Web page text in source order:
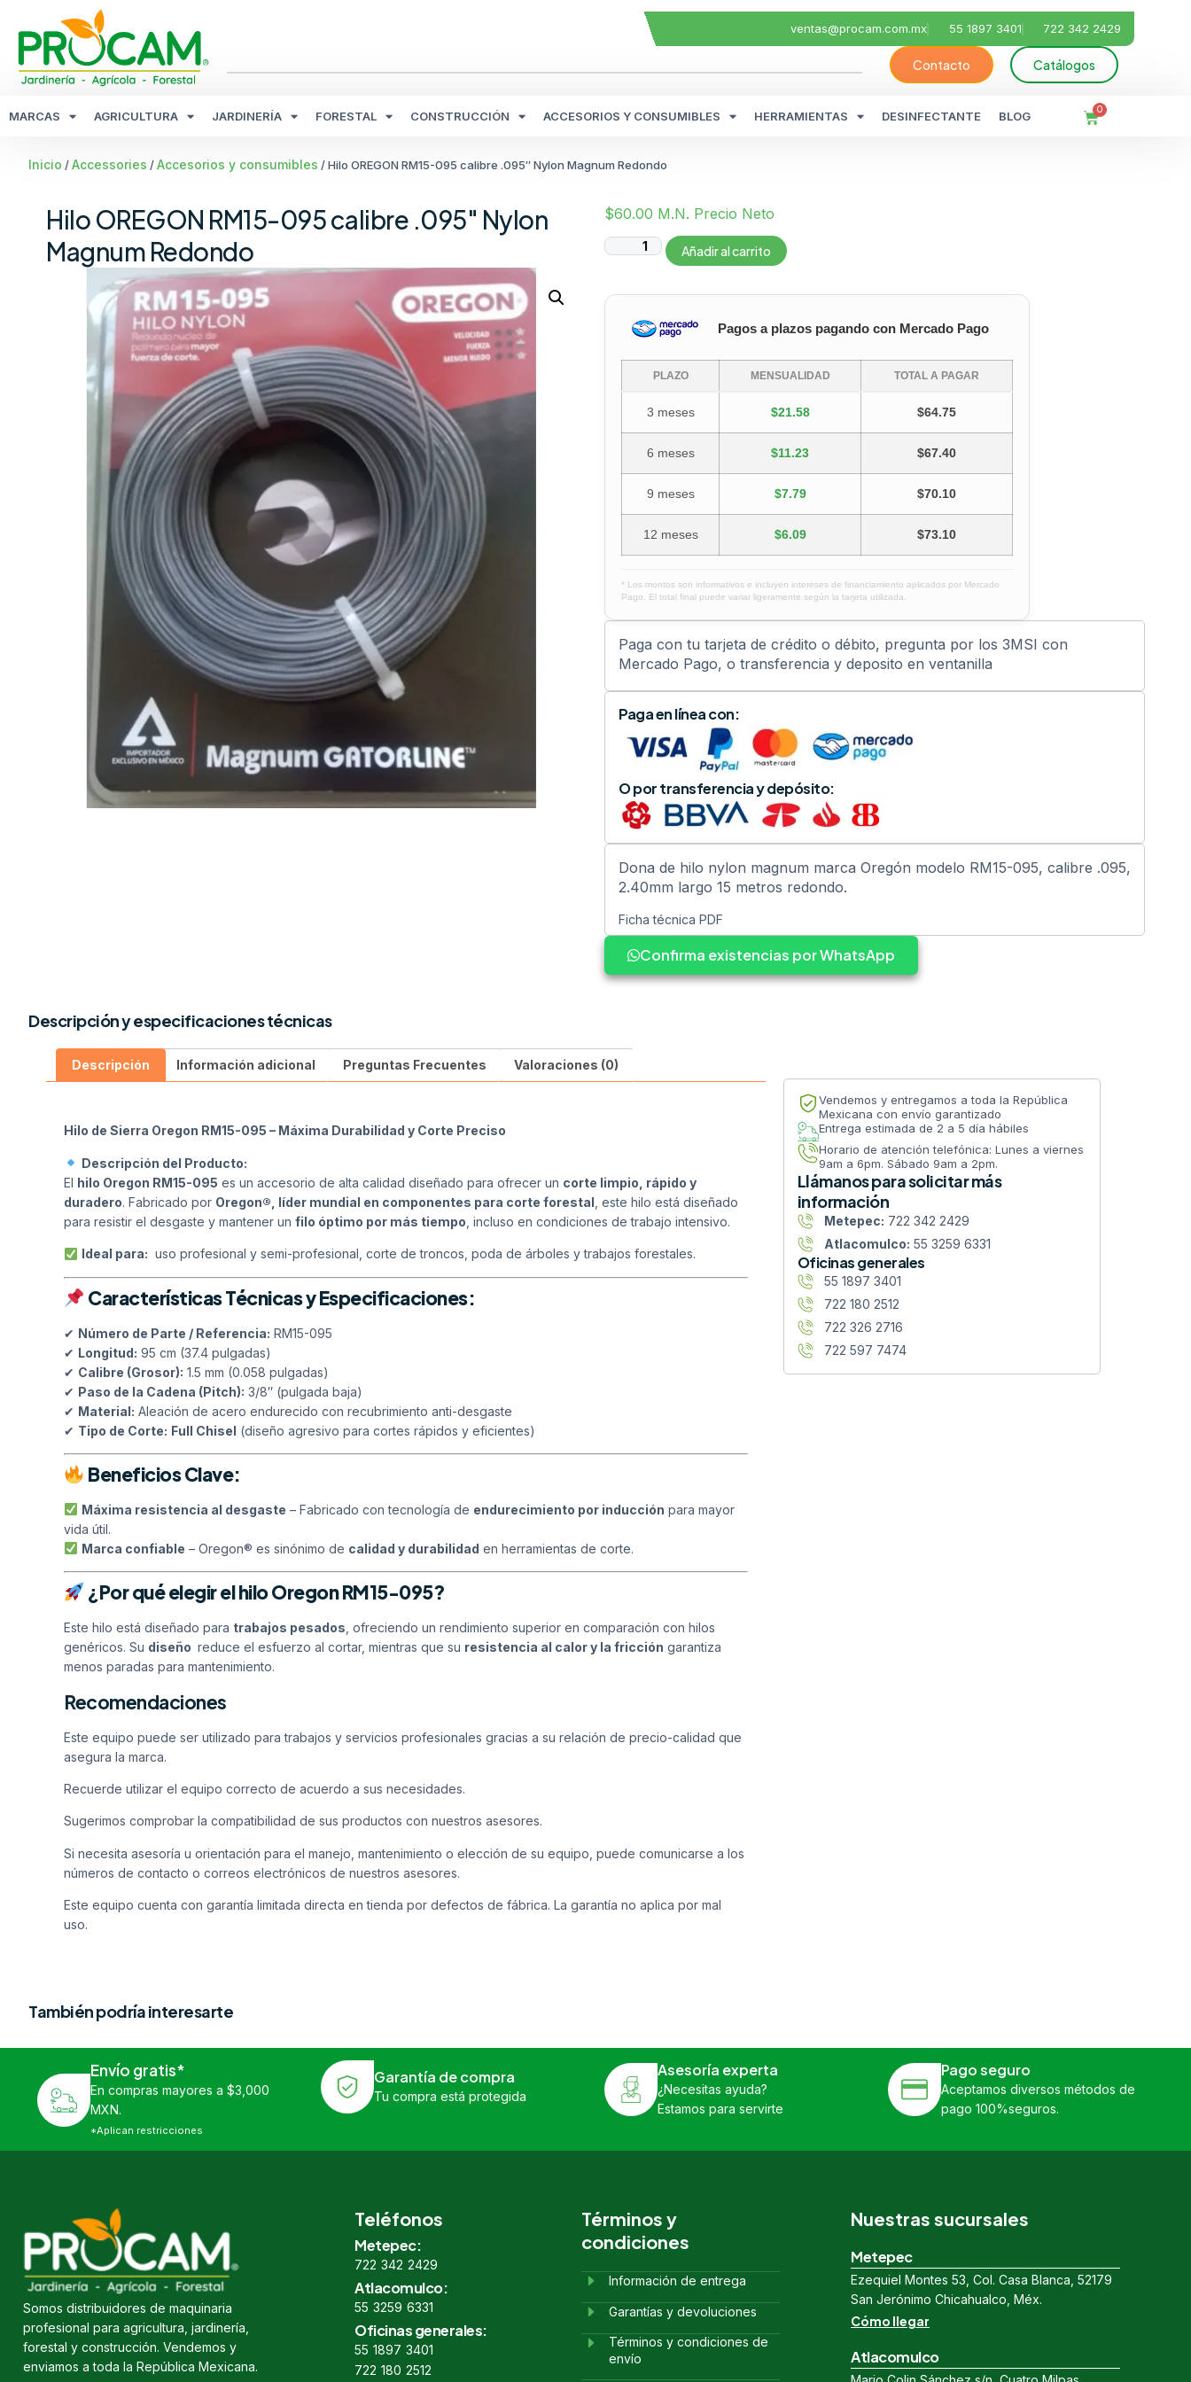
ventas@procam.com.mx 55 1897 3401 722 342 2429
Contacto Catálogos
MARCAS AGRICULTURA JARDINERÍA FORESTAL CONSTRUCCIÓN ACCESORIOS Y CONSUMIBLES HERRAMIENTAS DESINFECTANTE BLOG 0
Inicio /Accessories /Accesorios y consumibles / Hilo OREGON RM15-095 calibre .095″ Nylon Magnum Redondo
Hilo OREGON RM15-095 calibre .095″ Nylon
Magnum Redondo
$60.00 M.N. Precio Neto
Añadir al carrito
Pagos a plazos pagando con Mercado Pago
PLAZO MENSUALIDAD TOTAL A PAGAR
3 meses $21.58 $64.75
6 meses $11.23 $67.40
9 meses $7.79 $70.10
12 meses $6.09 $73.10
* Los montos son informativos e incluyen intereses de financiamiento aplicados por Mercado
Pago. El total final puede variar ligeramente según la tarjeta utilizada.
Paga con tu tarjeta de crédito o débito, pregunta por los 3MSI con
Mercado Pago, o transferencia y deposito en ventanilla
Paga en línea con:
O por transferencia y depósito:
Dona de hilo nylon magnum marca Oregón modelo RM15-095, calibre .095,
2.40mm largo 15 metros redondo.
Ficha técnica PDF
Confirma existencias por WhatsApp
Descripción y especificaciones técnicas
Descripción Información adicional Preguntas Frecuentes Valoraciones (0)
Hilo de Sierra Oregon RM15-095 – Máxima Durabilidad y Corte Preciso
Descripción del Producto:
El hilo Oregon RM15-095 es un accesorio de alta calidad diseñado para ofrecer un corte limpio, rápido y
duradero. Fabricado por Oregon®, líder mundial en componentes para corte forestal , este hilo está diseñado
para resistir el desgaste y mantener un filo óptimo por más tiempo , incluso en condiciones de trabajo intensivo.
Ideal para: uso profesional y semi-profesional, corte de troncos, poda de árboles y trabajos forestales.
Características Técnicas y Especificaciones:
✔ Número de Parte / Referencia: RM15-095
✔ Longitud: 95 cm (37.4 pulgadas)
✔ Calibre (Grosor): 1.5 mm (0.058 pulgadas)
✔ Paso de la Cadena (Pitch): 3/8″ (pulgada baja)
✔ Material: Aleación de acero endurecido con recubrimiento anti-desgaste
✔ Tipo de Corte: Full Chisel (diseño agresivo para cortes rápidos y eficientes)
Beneficios Clave:
Máxima resistencia al desgaste – Fabricado con tecnología de endurecimiento por inducción para mayor
vida útil.
Marca confiable – Oregon® es sinónimo de calidad y durabilidad en herramientas de corte.
¿Por qué elegir el hilo Oregon RM15-095?
Este hilo está diseñado para trabajos pesados , ofreciendo un rendimiento superior en comparación con hilos
genéricos. Su diseño reduce el esfuerzo al cortar, mientras que su resistencia al calor y la fricción garantiza
menos paradas para mantenimiento.
Recomendaciones
Este equipo puede ser utilizado para trabajos y servicios profesionales gracias a su relación de precio-calidad que
asegura la marca.
Recuerde utilizar el equipo correcto de acuerdo a sus necesidades.
Sugerimos comprobar la compatibilidad de sus productos con nuestros asesores.
Si necesita asesoría u orientación para el manejo, mantenimiento o elección de su equipo, puede comunicarse a los
números de contacto o correos electrónicos de nuestros asesores.
Este equipo cuenta con garantía limitada directa en tienda por defectos de fábrica. La garantía no aplica por mal
uso.
Vendemos y entregamos a toda la República
Mexicana con envío garantizado
Entrega estimada de 2 a 5 día hábiles
Horario de atención telefónica: Lunes a viernes
9am a 6pm. Sábado 9am a 2pm.
Llámanos para solicitar más
información
Metepec: 722 342 2429
Atlacomulco: 55 3259 6331
Oficinas generales
55 1897 3401
722 180 2512
722 326 2716
722 597 7474
También podría interesarte
Envío gratis*
En compras mayores a $3,000
MXN.
*Aplican restricciones
Garantía de compra
Tu compra está protegida
Asesoría experta
¿Necesitas ayuda?
Estamos para servirte
Pago seguro
Aceptamos diversos métodos de
pago 100%seguros.
Somos distribuidores de maquinaria
profesional para agricultura, jardinería,
forestal y construcción. Vendemos y
enviamos a toda la República Mexicana.
Teléfonos
Metepec:
722 342 2429
Atlacomulco:
55 3259 6331
Oficinas generales:
55 1897 3401
722 180 2512
Términos y
condiciones
Información de entrega
Garantías y devoluciones
Términos y condiciones de
envío
Nuestras sucursales
Metepec
Ezequiel Montes 53, Col. Casa Blanca, 52179
San Jerónimo Chicahualco, Méx.
Cómo llegar
Atlacomulco